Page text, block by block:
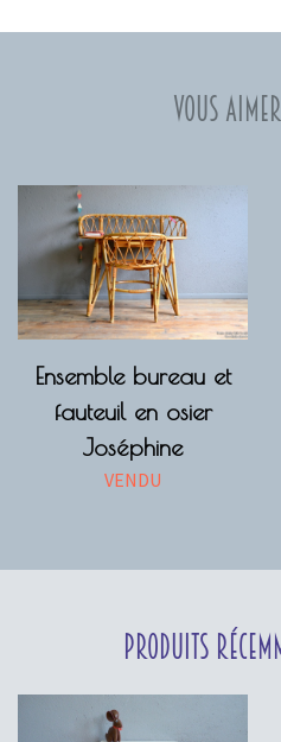
Vous
Ensemble bureau et
fauteuil en osier
Joséphine
VENDU
Produits